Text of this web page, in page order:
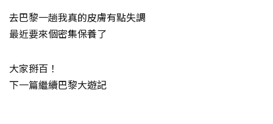
去巴黎一趟我真的皮膚有點失調
最近要來個密集保養了
大家掰百！
下一篇繼續巴黎大遊記